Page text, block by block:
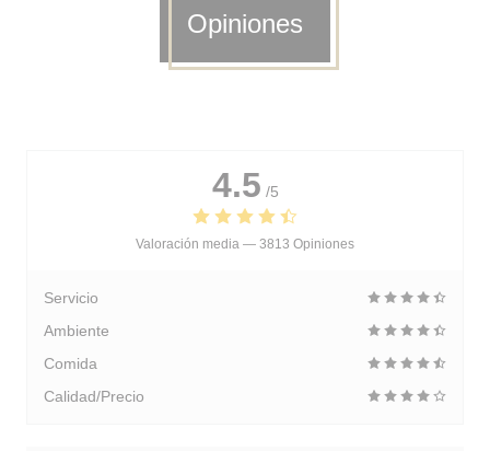
Opiniones
4.5 /5
Valoración media — 3813 Opiniones
Servicio
Ambiente
Comida
Calidad/Precio